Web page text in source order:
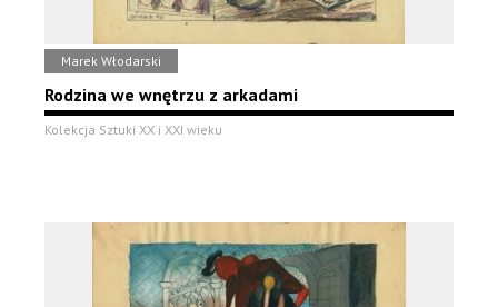
Marek Włodarski
Rodzina we wnętrzu z arkadami
Kolekcja Sztuki XX i XXI wieku